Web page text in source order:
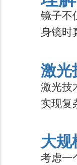
镜子不
身镜时
激光
激光技
实现复
大规
考虑一